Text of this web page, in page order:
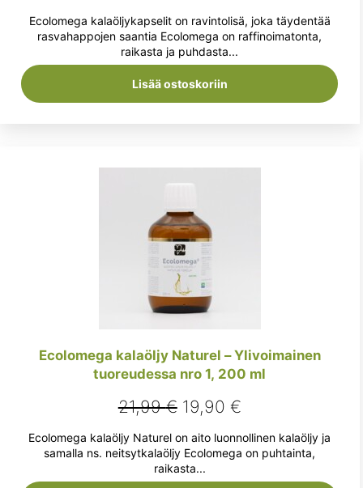
5.00/ 5
hinta
oli:
21,99 €.
hinta
on:
Ecolomega kalaöljykapselit on ravintolisä, joka täydentää
rasvahappojen saantia Ecolomega on raffinoimatonta,
raikasta ja puhdasta...
Lisää ostoskoriin
Ecolomega kalaöljy Naturel – Ylivoimainen
tuoreudessa nro 1, 200 ml
21,99€ Alkuperäinen
hinta
oli:
21,99 €.
19,90 €Nykyinen
hinta
on:
19,90 €.
Ecolomega kalaöljy Naturel on aito luonnollinen kalaöljy ja
samalla ns. neitsytkalaöljy Ecolomega on puhtainta,
raikasta...